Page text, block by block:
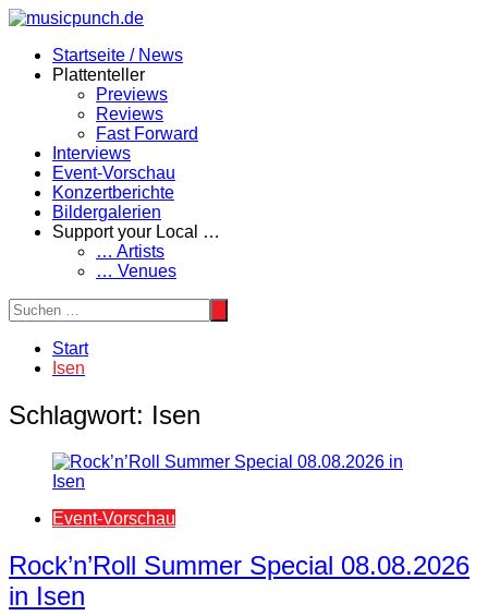
Zum
springenStartseite / News
Plattenteller
Previews
Reviews
Fast Forward
Interviews
Event-Vorschau
Konzertberichte
Bildergalerien
Support your Local …
… Artists
… Venues
Start
Isen
Schlagwort: Isen
Event-Vorschau
Rock’n’Roll Summer Special 08.08.2026
in Isen